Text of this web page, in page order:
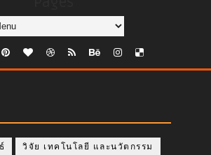
วิจัย เทคโนโลยี และนวัตกรรม